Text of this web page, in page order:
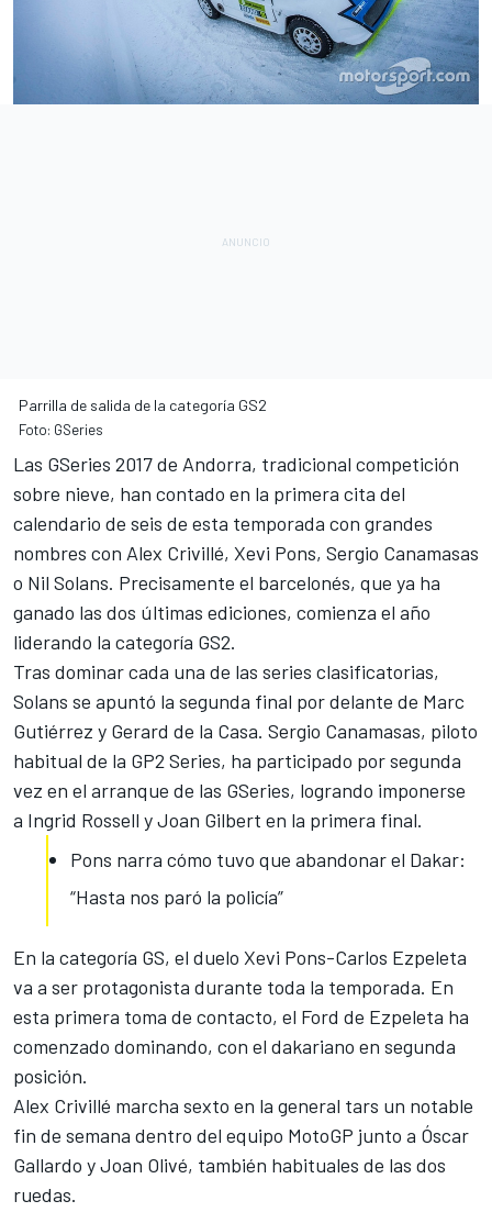
Parrilla de salida de la categoría GS2
Foto: GSeries
Las GSeries 2017 de Andorra, tradicional competición
sobre nieve, han contado en la primera cita del
calendario de seis de esta temporada con grandes
nombres con Alex Crivillé, Xevi Pons, Sergio Canamasas
o Nil Solans. Precisamente el barcelonés, que ya ha
ganado las dos últimas ediciones, comienza el año
liderando la categoría GS2.
Tras dominar cada una de las series clasificatorias,
Solans se apuntó la segunda final por delante de Marc
Gutiérrez y Gerard de la Casa. Sergio Canamasas, piloto
habitual de la GP2 Series, ha participado por segunda
vez en el arranque de las GSeries, logrando imponerse
a Ingrid Rossell y Joan Gilbert en la primera final.
Pons narra cómo tuvo que abandonar el Dakar:
“Hasta nos paró la policía”
En la categoría GS, el duelo Xevi Pons-Carlos Ezpeleta
va a ser protagonista durante toda la temporada. En
esta primera toma de contacto, el Ford de Ezpeleta ha
comenzado dominando, con el dakariano en segunda
posición.
Alex Crivillé marcha sexto en la general tars un notable
fin de semana dentro del equipo MotoGP junto a Óscar
Gallardo y Joan Olivé, también habituales de las dos
ruedas.